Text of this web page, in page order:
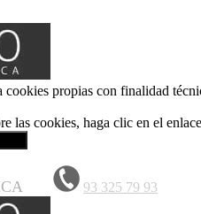
propias con finalidad
las cookies, haga clic en el
93 325 79 93